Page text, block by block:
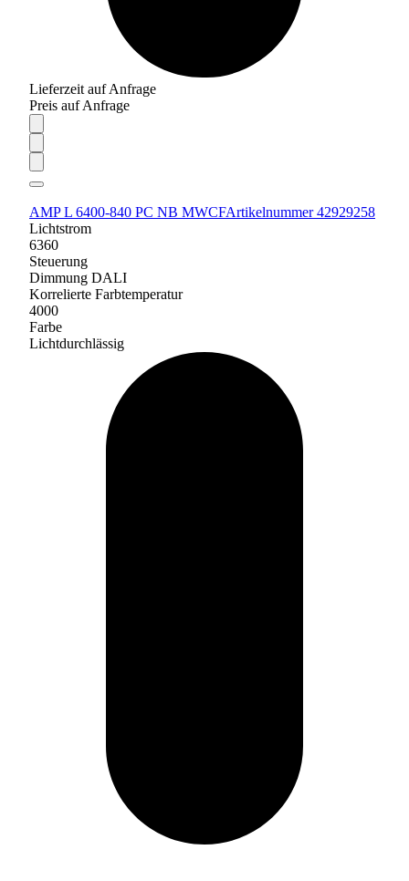
Lieferzeit auf Anfrage
Preis auf Anfrage
AMP L 6400-840 PC NB MWCFArtikelnummer 42929258
Lichtstrom
6360
Steuerung
Dimmung DALI
Korrelierte Farbtemperatur
4000
Farbe
Lichtdurchlässig